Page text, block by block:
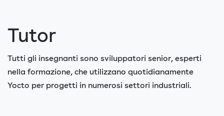
Tutor
Tutti gli insegnanti sono sviluppatori senior, esperti
nella formazione, che utilizzano quotidianamente
Yocto per progetti in numerosi settori industriali.